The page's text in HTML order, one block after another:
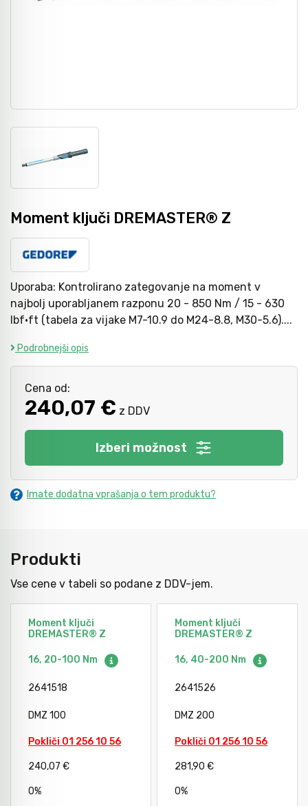
Moment ključi DREMASTER® Z
Uporaba: Kontrolirano zategovanje na moment v
najbolj uporabljanem razponu 20 - 850 Nm / 15 - 630
lbf·ft (tabela za vijake M7-10.9 do M24-8.8, M30-5.6)....
Podrobnejši opis
Cena od:
240,07 € z DDV
Izberi možnost
Imate dodatna vprašanja o tem produktu?
Produkti
Vse cene v tabeli so podane z DDV-jem.
Moment ključi
DREMASTER® Z
16, 20-100 Nm
2641518
DMZ 100
Pokliči 01 256 10 56
240,07 €
0%
Moment ključi
DREMASTER® Z
16, 40-200 Nm
2641526
DMZ 200
Pokliči 01 256 10 56
281,90 €
0%
Kronske žage
Žagini listi
CNC
Mazanje